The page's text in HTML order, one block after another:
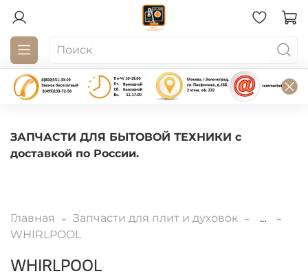
ЗАПЧАСТИ ДЛЯ БЫТОВОЙ ТЕХНИКИ с
доставкой по России.
Главная Запчасти для плит и духовок
...
WHIRLPOOL
WHIRLPOOL